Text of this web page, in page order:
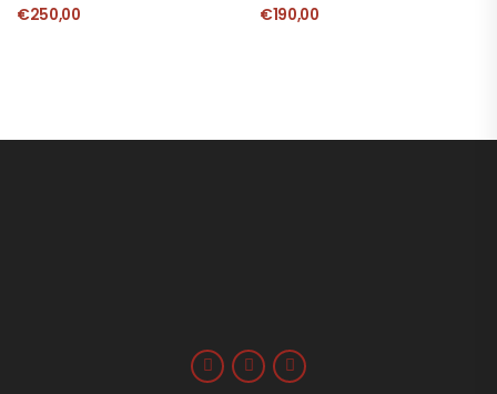
€250,00 €190,00